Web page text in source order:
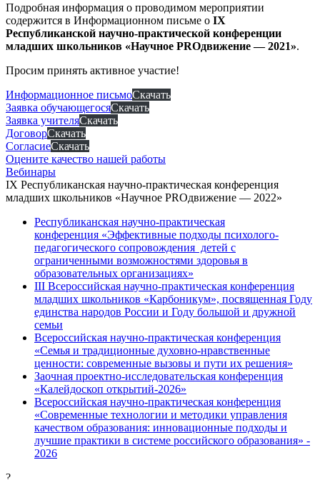
Подробная информация о проводимом мероприятии
содержится в Информационном письме о IX
Республиканской научно-практической конференции
младших школьников «Научное PROдвижение — 2021».
Просим принять активное участие!
Информационное письмоСкачать
Заявка обучающегосяСкачать
Заявка учителяСкачать
ДоговорСкачать
СогласиеСкачать
Оцените качество нашей работы
Вебинары
IX Республиканская научно-практическая конференция
младших школьников «Научное PROдвижение — 2022»
Республиканская научно-практическая
конференция «Эффективные подходы психолого-
педагогического сопровождения детей с
ограниченными возможностями здоровья в
образовательных организациях»
III Всероссийская научно-практическая конференция
младших школьников «Карбоникум», посвященная Году
единства народов России и Году большой и дружной
семьи
Всероссийская научно-практическая конференция
«Семья и традиционные духовно-нравственные
ценности: современные вызовы и пути их решения»
Заочная проектно-исследовательская конференция
«Калейдоскоп открытий-2026»
Всероссийская научно-практическая конференция
«Современные технологии и методики управления
качеством образования: инновационные подходы и
лучшие практики в системе российского образования» -
2026
?